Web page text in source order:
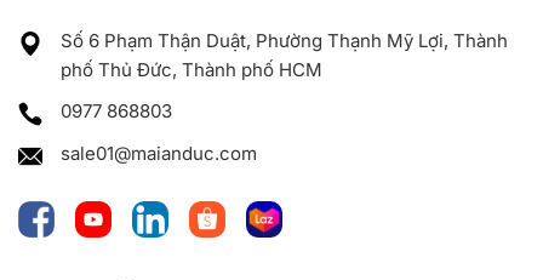
Số 6 Phạm Thận Duật, Phường Thạnh Mỹ Lợi, Thành
phố Thủ Đức, Thành phố HCM
0977 868803
sale01@maianduc.com